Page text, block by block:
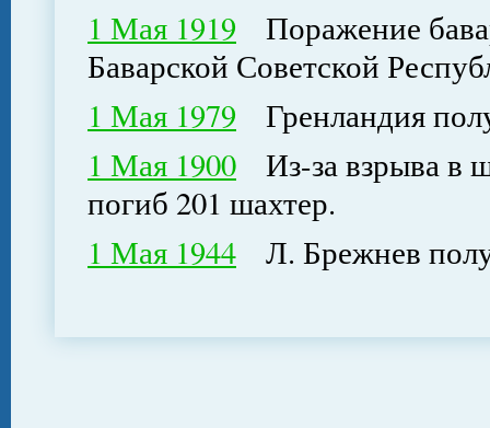
1 Мая 1919 Поражение
Баварской Советской
1 Мая 1979 Гренландия
1 Мая 1900 Из-за взрыва
погиб 201 шахтер.
1 Мая 1944 Л. Брежнев